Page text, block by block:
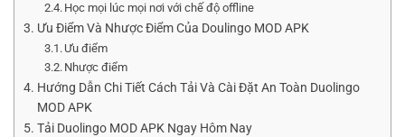
Học mọi lúc mọi nơi với chế độ offline
Ưu Điểm Và Nhược Điểm Của Doulingo MOD APK
Ưu điểm
Nhược điểm
Hướng Dẫn Chi Tiết Cách Tải Và Cài Đặt An Toàn Duolingo
MOD APK
Tải Duolingo MOD APK Ngay Hôm Nay